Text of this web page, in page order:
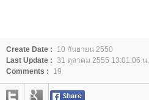
Create Date :
10 กันยายน 2550
Last Update : 31 ตุลาคม 2555 13:01:06 น.
Comments :
19